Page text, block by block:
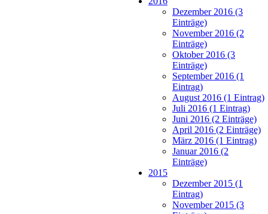
Dezember 2016 (3
Einträge)
November 2016 (2
Einträge)
Oktober 2016 (3
Einträge)
September 2016 (1
Eintrag)
August 2016 (1 Eintrag)
Juli 2016 (1 Eintrag)
Juni 2016 (2 Einträge)
April 2016 (2 Einträge)
März 2016 (1 Eintrag)
Januar 2016 (2
Einträge)
2015
Dezember 2015 (1
Eintrag)
November 2015 (3